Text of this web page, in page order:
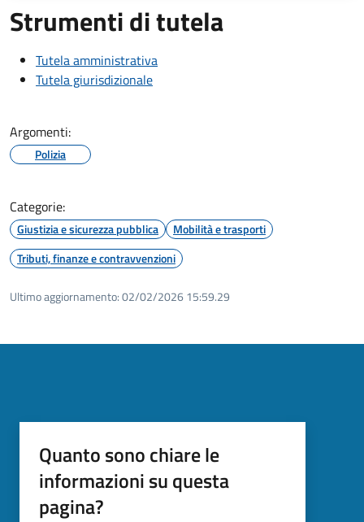
Strumenti di tutela
Tutela amministrativa
Tutela giurisdizionale
Argomenti:
Polizia
Categorie:
Giustizia e sicurezza pubblica
Mobilità e trasporti
Tributi, finanze e contravvenzioni
Ultimo aggiornamento:02/02/2026 15:59.29
Quanto sono chiare le
informazioni su questa
pagina?